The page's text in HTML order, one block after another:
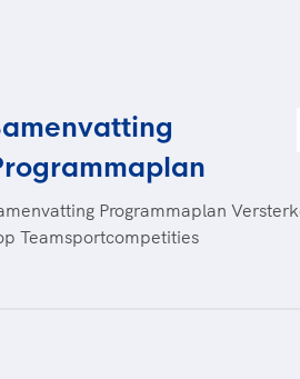
Programmaplan
Teamsportcompetities